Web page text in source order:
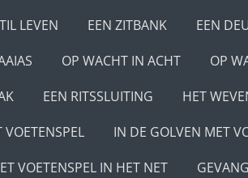
LEVEN EEN ZITBANK EEN
OP WACHT IN ACHT OP
EEN RITSSLUITING HET
VOETENSPEL
IN DE GOLVEN MET
VOETENSPEL IN HET NET